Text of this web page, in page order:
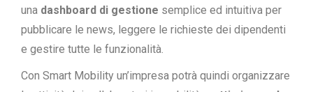
una dashboard di gestione semplice ed intuitiva per
pubblicare le news, leggere le richieste dei dipendenti
e gestire tutte le funzionalità.
Con Smart Mobility un’impresa potrà quindi organizzare